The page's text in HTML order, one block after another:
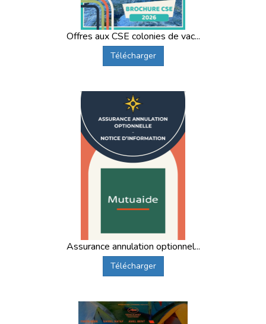
Offres aux CSE colonies de vac...
Télécharger
Assurance annulation optionnel...
Télécharger